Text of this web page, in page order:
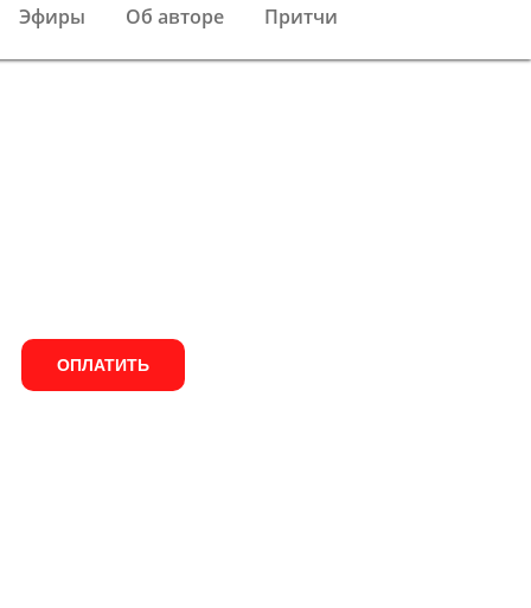
Эфиры Об авторе
Притчи
ОПЛАТИТЬ